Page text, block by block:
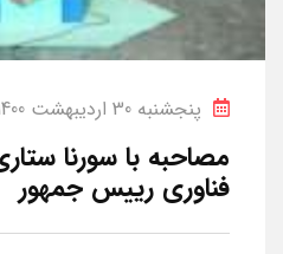
پنجشنبه 30 اردیبهشت 1400
مصاحبه با سورنا
فناوری رییس جمهور